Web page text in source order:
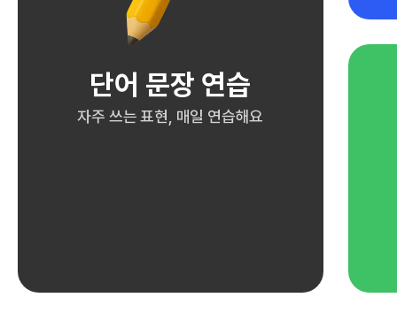
단어 문장 연습
자주 쓰는 표현, 매일 연습해요